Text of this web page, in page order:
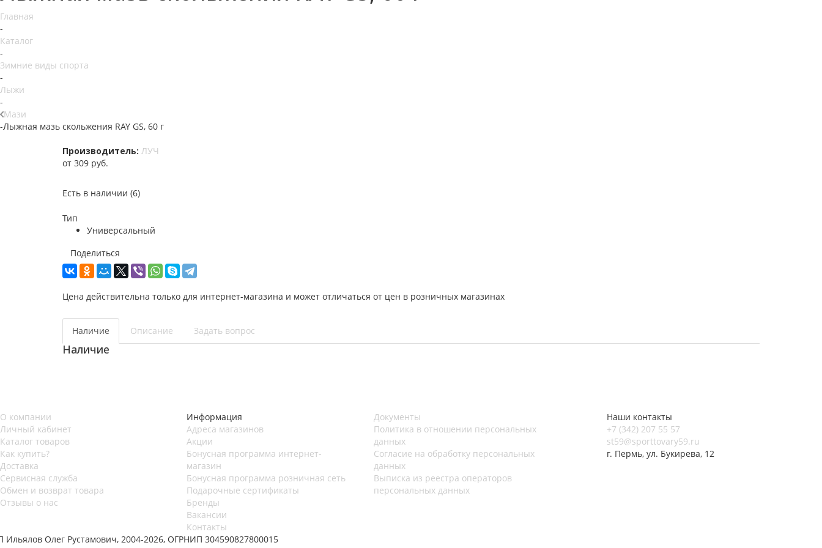
Главная
-
Каталог
-
Зимние виды спорта
-
Лыжи
-
Мази
-Лыжная мазь скольжения RAY GS, 60 г
Производитель: ЛУЧ
от 309 руб.
Есть в наличии (6)
Тип
Универсальный
Поделиться
Цена действительна только для интернет-магазина и может отличаться от цен в розничных магазинах
Наличие Описание Задать вопрос
Наличие
О компании
Личный кабинет
Каталог товаров
Как купить?
Доставка
Сервисная служба
Обмен и возврат товара
Отзывы о нас
Информация
Адреса магазинов
Акции
Бонусная программа интернет-
магазин
Бонусная программа розничная сеть
Подарочные сертификаты
Бренды
Вакансии
Контакты
Документы
Политика в отношении персональных
данных
Согласие на обработку персональных
данных
Выписка из реестра операторов
персональных данных
Наши контакты
+7 (342) 207 55 57
st59@sporttovary59.ru
г. Пермь, ул. Букирева, 12
Ильялов Олег Рустамович, 2004-2026, ОГРНИП 304590827800015